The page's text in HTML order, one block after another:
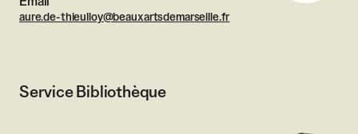
aure.de-thieulloy@beauxartsdemarseille.fr
Service Bibliothèque